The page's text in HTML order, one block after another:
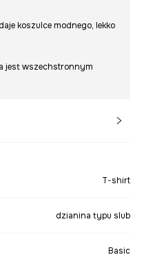
koszulce modnego, lekko
jest wszechstronnym
T-shirt
dzianina typu slub
Basic